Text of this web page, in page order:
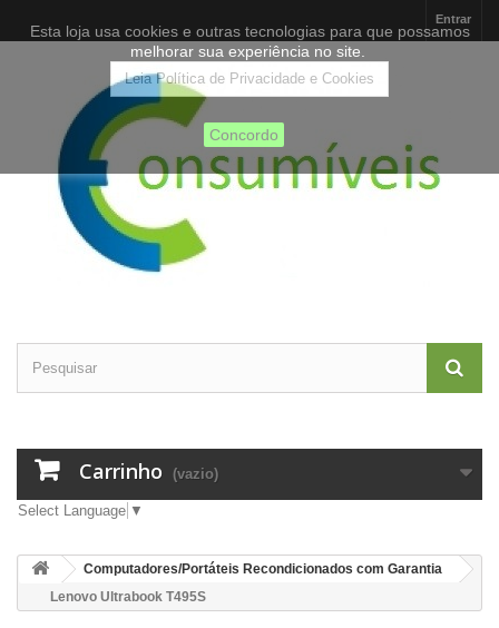
Entrar
Carrinho (vazio)
Select Language ▼
Computadores/Portáteis Recondicionados com Garantia
Lenovo Ultrabook T495S
Esta loja usa cookies e outras tecnologias para que possamos
melhorar sua experiência no site.
Leia Política de Privacidade e Cookies
Concordo